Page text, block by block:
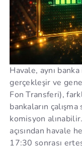
Havale, aynı
gerçekleşir ve
Fon Transferi),
bankaların
komisyon
açısından havale
17:30 sonrası